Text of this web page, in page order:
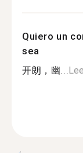
Quiero un
sea
开朗，幽...